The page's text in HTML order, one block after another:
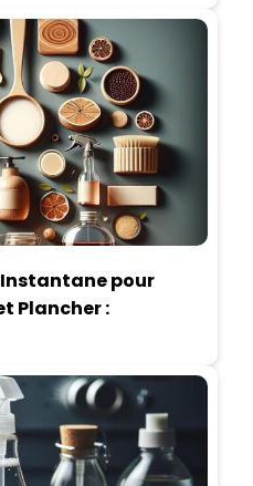
pour
Plancher :
Sol